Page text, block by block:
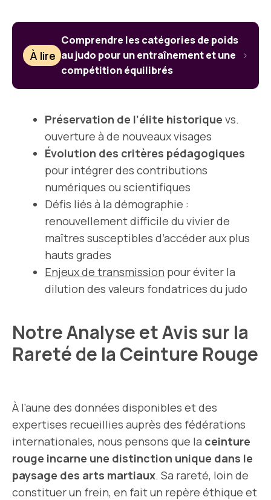
À lire
Comprendre les catégories de poids
au judo pour un entraînement et une
compétition équilibrés
Préservation de l’élite historique vs.
ouverture à de nouveaux visages
Évolution des critères pédagogiques
pour intégrer des contributions
numériques ou scientifiques
Défis liés à la démographie :
renouvellement difficile du vivier de
maîtres susceptibles d’accéder aux plus
hauts grades
Enjeux de transmission pour éviter la
dilution des valeurs fondatrices du judo
Notre Analyse et Avis sur la
Rareté de la Ceinture Rouge
À l’aune des données disponibles et des
expertises recueillies auprès des fédérations
internationales, nous pensons que la ceinture
rouge incarne une distinction unique dans le
paysage des arts martiaux. Sa rareté, loin de
constituer un frein, en fait un repère éthique et